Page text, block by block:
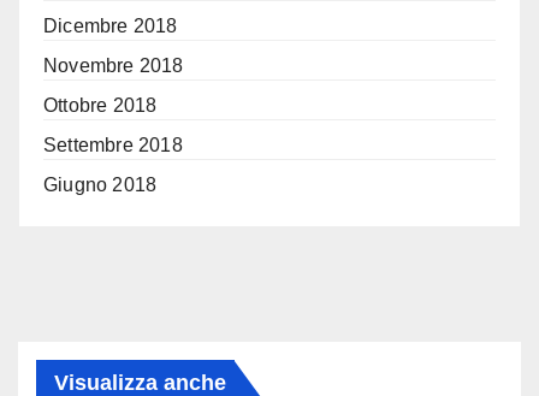
Dicembre 2018
Novembre 2018
Ottobre 2018
Settembre 2018
Giugno 2018
Visualizza anche